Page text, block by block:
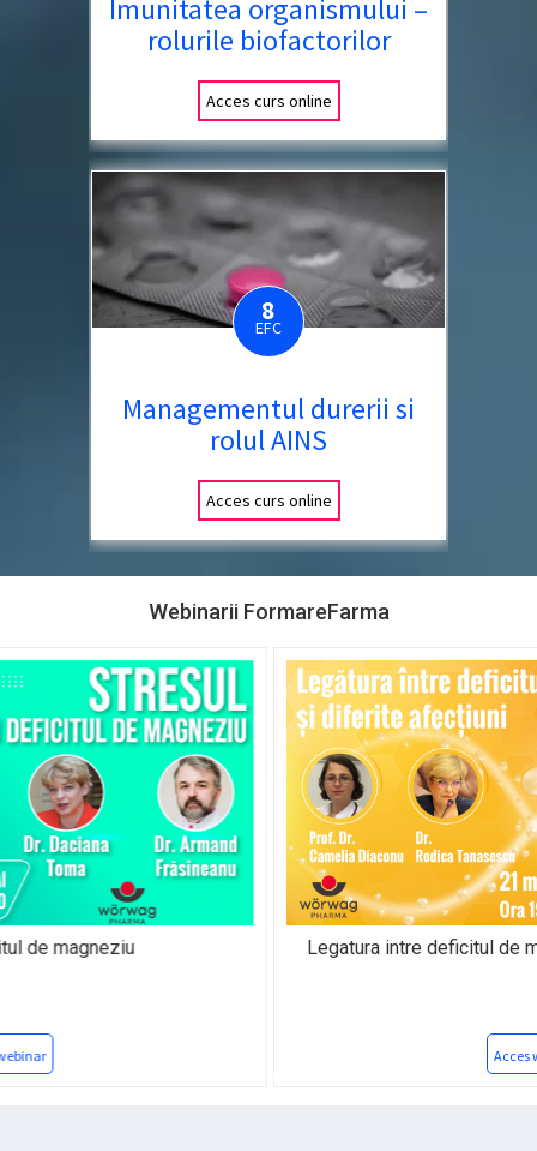
Imunitatea organismului –
rolurile biofactorilor
Acces curs online
8
EFC
Managementul durerii si
rolul AINS
Acces curs online
Webinarii FormareFarma
Legatura intre deficitul de magneziu si diferite afectiuni